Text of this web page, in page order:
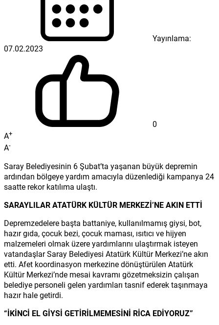
Yayınlama:
07.02.2023
0
A+
A-
Saray Belediyesinin 6 Şubat’ta yaşanan büyük depremin
ardından bölgeye yardım amacıyla düzenlediği kampanya 24
saatte rekor katılıma ulaştı.
SARAYLILAR ATATÜRK KÜLTÜR MERKEZİ’NE AKIN ETTİ
Depremzedelere başta battaniye, kullanılmamış giysi, bot,
hazır gıda, çocuk bezi, çocuk maması, ısıtıcı ve hijyen
malzemeleri olmak üzere yardımlarını ulaştırmak isteyen
vatandaşlar Saray Belediyesi Atatürk Kültür Merkezi’ne akın
etti. Afet koordinasyon merkezine dönüştürülen Atatürk
Kültür Merkezi’nde mesai kavramı gözetmeksizin çalışan
belediye personeli gelen yardımları tasnif ederek taşınmaya
hazır hale getirdi.
“İKİNCİ EL GİYSİ GETİRİLMEMESİNİ RİCA EDİYORUZ”